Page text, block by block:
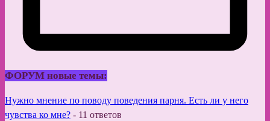
ФОРУМ новые темы:
Нужно мнение по поводу поведения парня. Есть ли у него
чувства ко мне? - 11 ответов